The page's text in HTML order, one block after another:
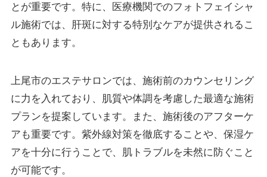
とが重要です。特に、医療機関でのフォトフェイシャ
ル施術では、肝斑に対する特別なケアが提供されるこ
ともあります。
上尾市のエステサロンでは、施術前のカウンセリング
に力を入れており、肌質や体調を考慮した最適な施術
プランを提案しています。また、施術後のアフターケ
アも重要です。紫外線対策を徹底することや、保湿ケ
アを十分に行うことで、肌トラブルを未然に防ぐこと
が可能です。